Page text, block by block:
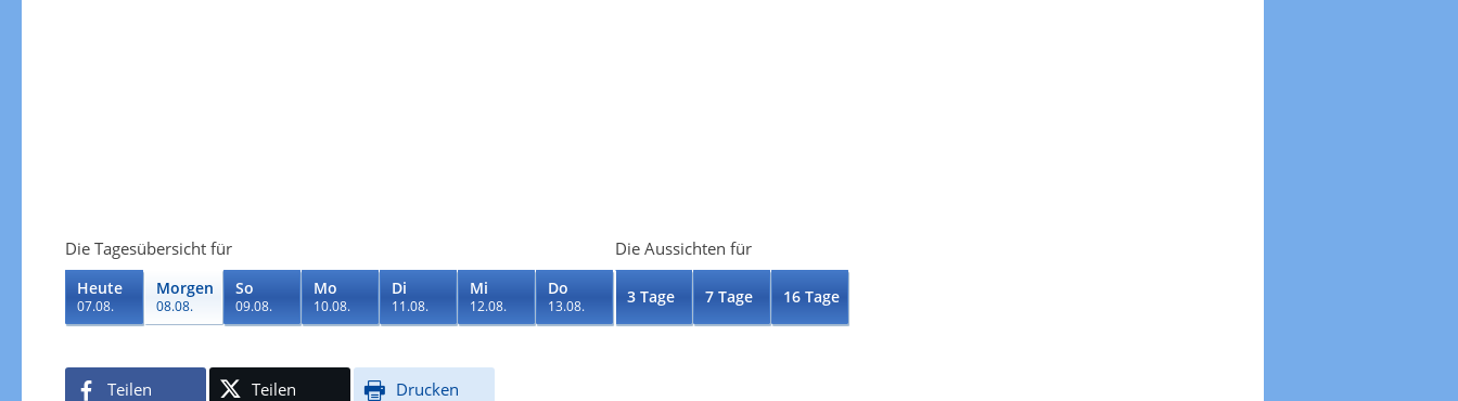
Die Tagesübersicht für
Heute
07.08.
Morgen
08.08.
So
09.08.
Mo
10.08.
Di
11.08.
Mi
12.08.
Do
13.08.
Die Aussichten für
3 Tage 7 Tage 16 Tage
Teilen Teilen Drucken